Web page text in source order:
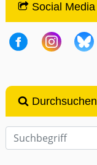
Social Media
Durchsuchen